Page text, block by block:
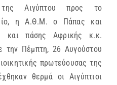
Αιγύπτου προς το
η Α.Θ.Μ. ο Πάπας και
και πάσης Αφρικής κ.κ.
την Πέμπτη, 26 Αυγούστου
πρωτεύουσας της
θερμά οι Αιγύπτιοι